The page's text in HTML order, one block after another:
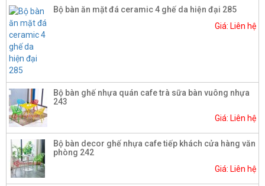
Bộ bàn ăn mặt đá ceramic 4 ghế da hiện đại 285
Giá: Liên hệ
Bộ bàn ghế nhựa quán cafe trà sữa bàn vuông nhựa
243
Giá: Liên hệ
Bộ bàn decor ghế nhựa cafe tiếp khách cửa hàng văn
phòng 242
Giá: Liên hệ